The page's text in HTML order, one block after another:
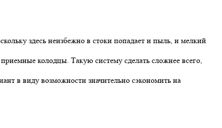
здесь неизбежно в стоки попадает и пыль, и мелкий
колодцы. Такую систему сделать сложнее всего,
в виду возможности значительно сэкономить на